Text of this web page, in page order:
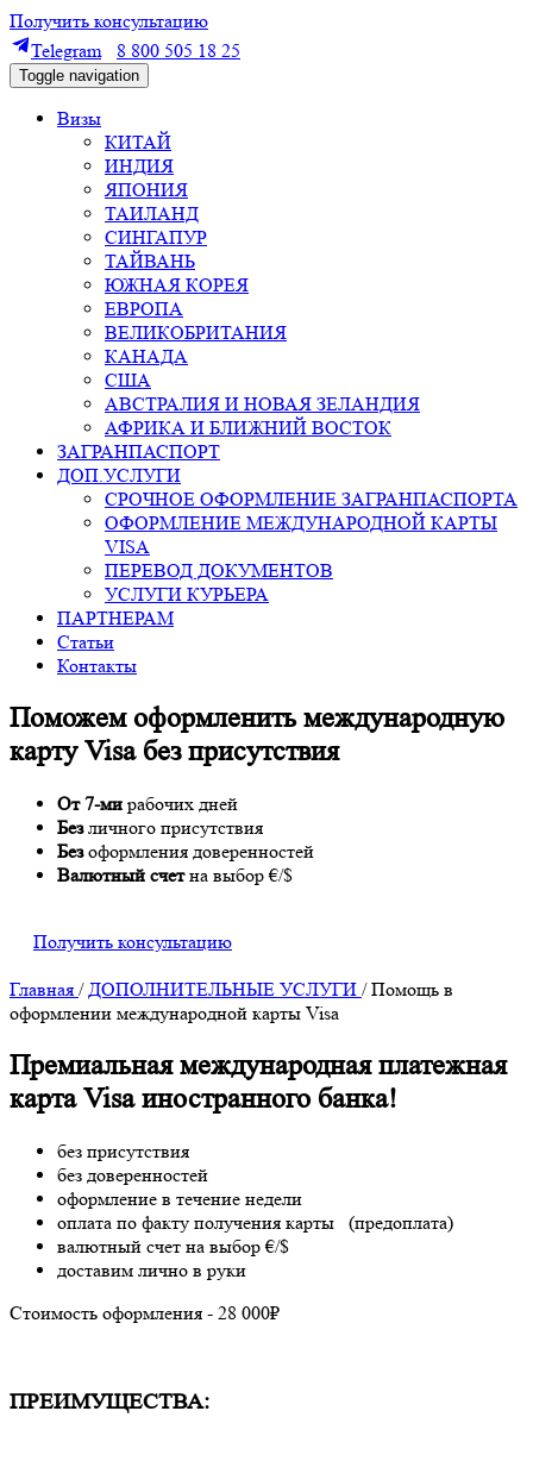
Получить консультацию
Telegram
8 800 505 18 25
Toggle navigation
Визы
КИТАЙ
ИНДИЯ
ЯПОНИЯ
ТАИЛАНД
СИНГАПУР
ТАЙВАНЬ
ЮЖНАЯ КОРЕЯ
ЕВРОПА
ВЕЛИКОБРИТАНИЯ
КАНАДА
США
АВСТРАЛИЯ И НОВАЯ ЗЕЛАНДИЯ
АФРИКА И БЛИЖНИЙ ВОСТОК
ЗАГРАНПАСПОРТ
ДОП.УСЛУГИ
СРОЧНОЕ ОФОРМЛЕНИЕ ЗАГРАНПАСПОРТА
ОФОРМЛЕНИЕ МЕЖДУНАРОДНОЙ КАРТЫ
VISA
ПЕРЕВОД ДОКУМЕНТОВ
УСЛУГИ КУРЬЕРА
ПАРТНЕРАМ
Статьи
Контакты
Поможем оформленить международную
карту Visa без присутствия
От 7-ми рабочих дней
Безличного присутствия
Безоформления доверенностей
Валютный счетна выбор €/$
Получить консультацию
Главная /ДОПОЛНИТЕЛЬНЫЕ УСЛУГИ /Помощь в
оформлении международной карты Visa
Премиальная международная платежная
карта Visa иностранного банка!
без присутствия⁣⁣
без доверенностей
оформление в течение недели
оплата по факту получения карты⁣⁣⠀(предоплата)
валютный счет на выбор €/$⁣⁣
доставим лично в руки
Стоимость оформления - 28 000₽⁣⁣
ПРЕИМУЩЕСТВА:⁣⁣